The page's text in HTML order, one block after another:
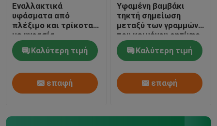
Μη υφασμένα υφάσματα
Εναλλακτικά
υφάσματα από
πλέξιμο και τρίκοτα
με υγρασία
Καλύτερη τιμή
επαφή
Υφαμένη βαμβάκι
τηκτή σημείωση
μεταξύ των γραμμών
του κειμένου ρητίνης
ΚΑΠ με PES LDPE το
επίστρωμα
Καλύτερη τιμή
επαφή